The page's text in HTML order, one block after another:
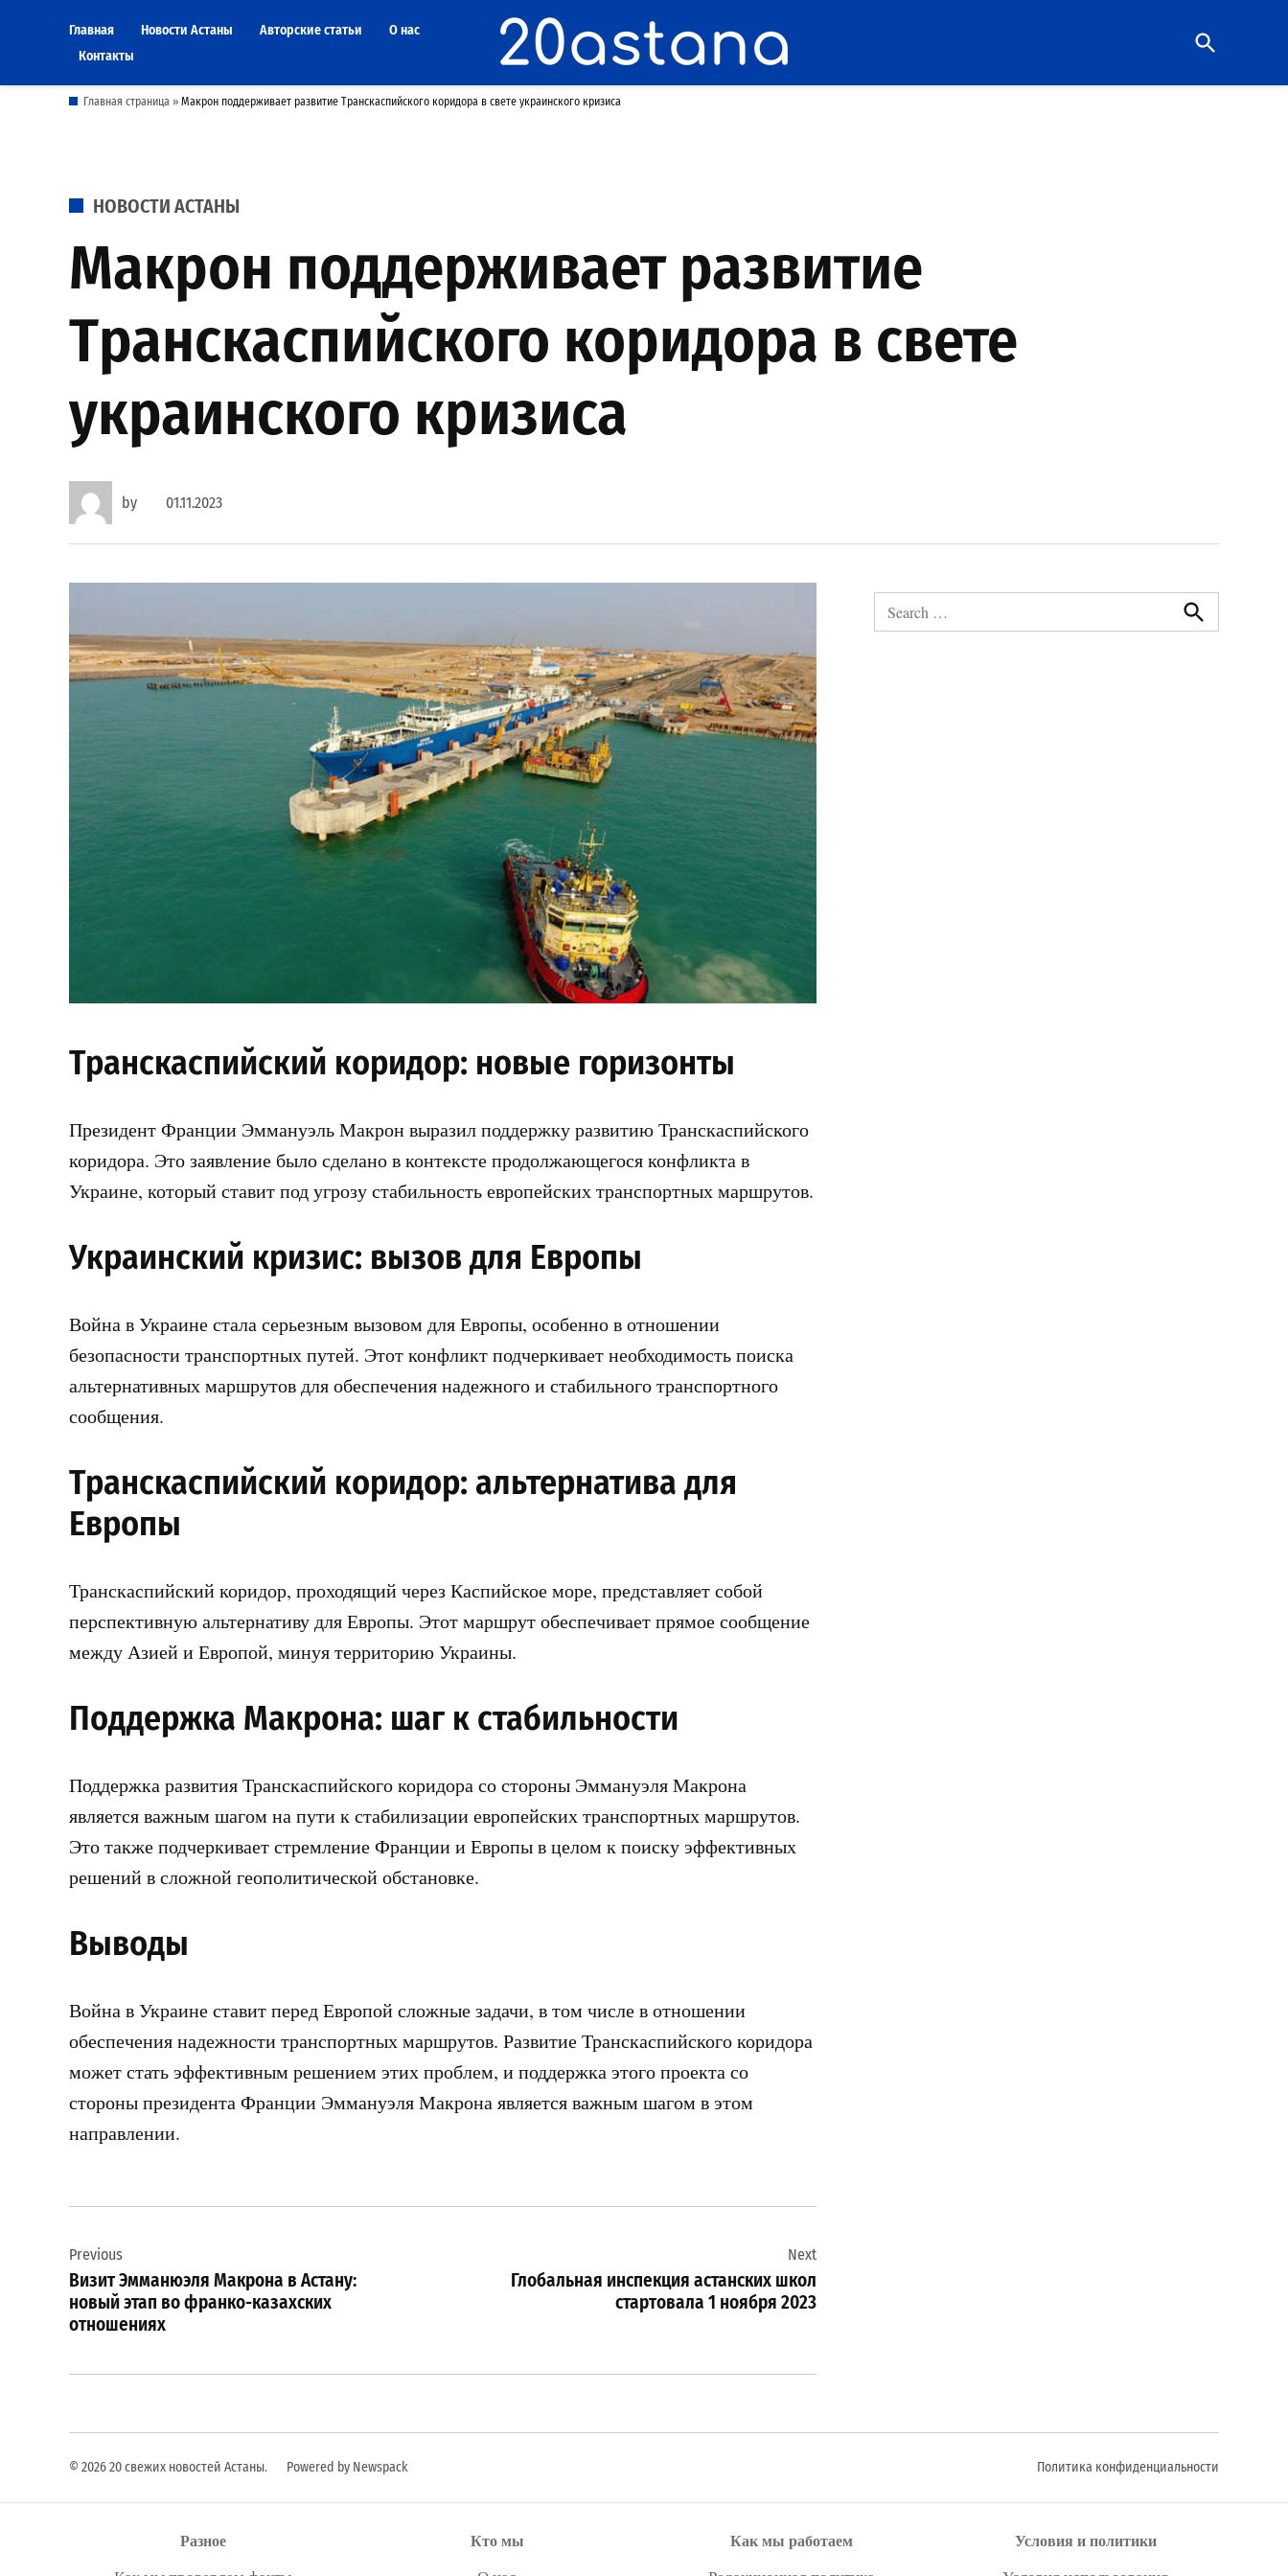
Главная Новости Астаны Авторские статьи
О нас
Контакты
Open
Search
Главная страница » Макрон поддерживает развитие Транскаспийского коридора в свете украинского кризиса
POSTED
НОВОСТИ АСТАНЫ
Макрон поддерживает развитие
Транскаспийского коридора в свете
украинского кризиса
by 01.11.2023
Транскаспийский коридор: новые горизонты
Президент Франции Эммануэль Макрон выразил поддержку развитию Транскаспийского
коридора. Это заявление было сделано в контексте продолжающегося конфликта в
Украине, который ставит под угрозу стабильность европейских транспортных маршрутов.
Украинский кризис: вызов для Европы
Война в Украине стала серьезным вызовом для Европы, особенно в отношении
безопасности транспортных путей. Этот конфликт подчеркивает необходимость поиска
альтернативных маршрутов для обеспечения надежного и стабильного транспортного
сообщения.
Транскаспийский коридор: альтернатива для
Европы
Транскаспийский коридор, проходящий через Каспийское море, представляет собой
перспективную альтернативу для Европы. Этот маршрут обеспечивает прямое сообщение
между Азией и Европой, минуя территорию Украины.
Поддержка Макрона: шаг к стабильности
Поддержка развития Транскаспийского коридора со стороны Эммануэля Макрона
является важным шагом на пути к стабилизации европейских транспортных маршрутов.
Это также подчеркивает стремление Франции и Европы в целом к поиску эффективных
решений в сложной геополитической обстановке.
Выводы
Война в Украине ставит перед Европой сложные задачи, в том числе в отношении
обеспечения надежности транспортных маршрутов. Развитие Транскаспийского коридора
может стать эффективным решением этих проблем, и поддержка этого проекта со
стороны президента Франции Эммануэля Макрона является важным шагом в этом
направлении.
по
записям
Previous
Визит Эмманюэля Макрона в Астану:
новый этап во франко-казахских
отношениях
Next
Глобальная инспекция астанских школ
стартовала 1 ноября 2023
Search
for:
Search
© 2026 20 свежих новостей Астаны. Powered by Newspack Политика конфиденциальности
Разное Кто мы Как мы работаем Условия и политики